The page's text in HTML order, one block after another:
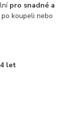
pro snadné a
koupeli nebo
let